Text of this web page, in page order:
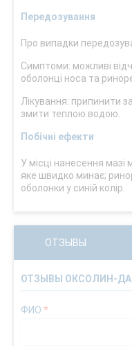
Передозування
Про випадки
Симптоми: можливі
оболонці носа та
Лікування: припинити
змити теплою водою.
Побічні ефекти
У місці нанесення мазі
яке швидко минає;
оболонки у синій колір.
ОТЗЫВЫ
ОТЗЫВЫ ОКСОЛИН-
ФИО *